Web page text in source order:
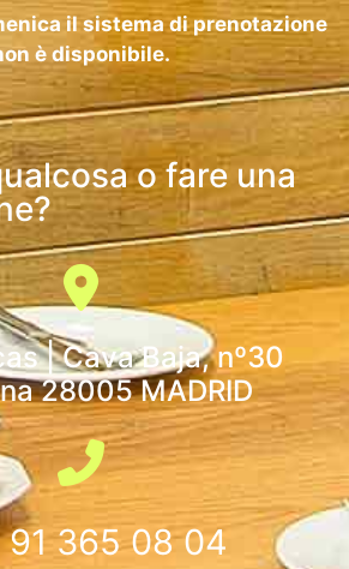
o fare una
| Cava Baja, nº30
28005 MADRID
365 08 04
il sistema di prenotazione
è disponibile.